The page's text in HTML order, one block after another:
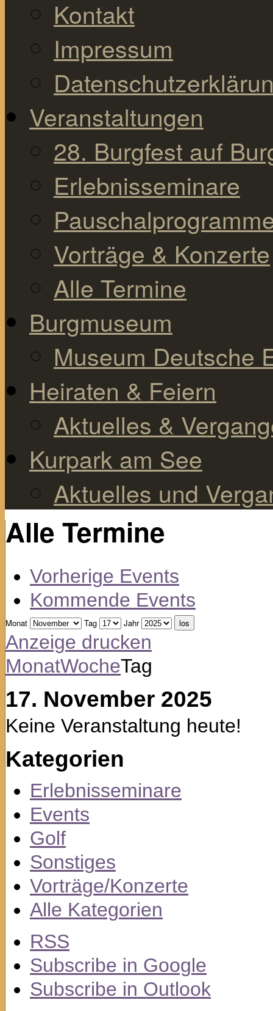
Kontakt
Impressum
Veranstaltungen
28. Burgfest auf
Erlebnisseminare
Vorträge & Konzerte
Alle Termine
Burgmuseum
Museum Deutsche
Heiraten & Feiern
Aktuelles &
Kurpark am See
Aktuelles und
Alle Termine
Vorherige Events
Kommende Events
Monat Tag Jahr
Anzeige drucken
MonatWocheTag
17. November 2025
Keine Veranstaltung heute!
Kategorien
Erlebnisseminare
Events
Golf
Sonstiges
Vorträge/Konzerte
Alle Kategorien
RSS
Subscribe in Google
Subscribe in Outlook